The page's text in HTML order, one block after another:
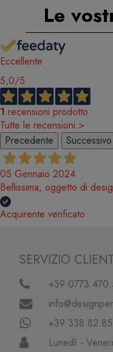
Le
Eccellente
5,0/5
1 recensioni prodotto
Tutte le recensioni >
Precedente
Successivo
05 Gennaio 2024
Bellissima, oggetto di
Acquirente verificato
SERVIZIO
+39
+39
Lunedì -